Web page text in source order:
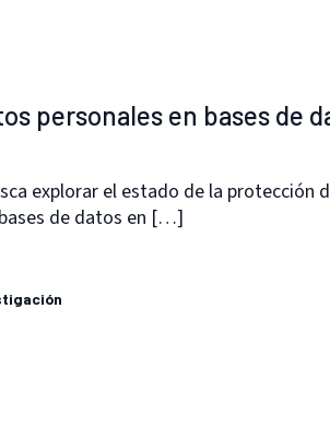
personales en bases de
explorar el estado de la protección
de datos en […]